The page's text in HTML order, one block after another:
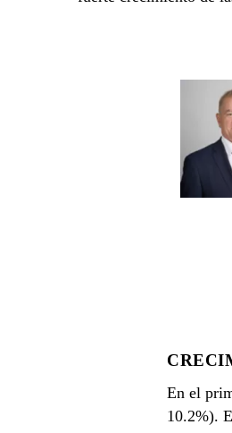
En el
10.2%).